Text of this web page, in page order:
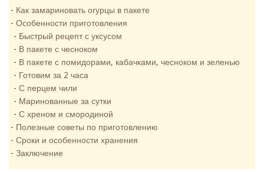
Как замариновать огурцы в пакете
Особенности приготовления
Быстрый рецепт с уксусом
В пакете с чесноком
В пакете с помидорами, кабачками, чесноком и зеленью
Готовим за 2 часа
С перцем чили
Маринованные за сутки
С хреном и смородиной
Полезные советы по приготовлению
Сроки и особенности хранения
Заключение